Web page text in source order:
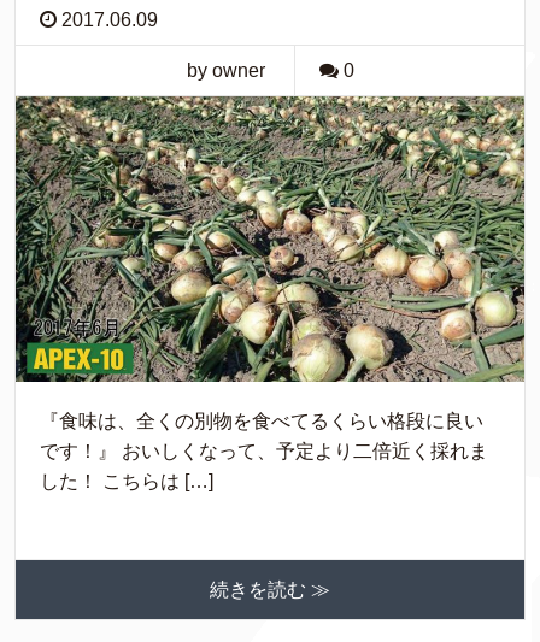
2017.06.09
by owner 0
『食味は、全くの別物を食べてるくらい格段に良い
です！』 おいしくなって、予定より二倍近く採れま
した！ こちらは […]
続きを読む ≫